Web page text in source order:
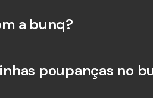
a bunq?
poupanças no